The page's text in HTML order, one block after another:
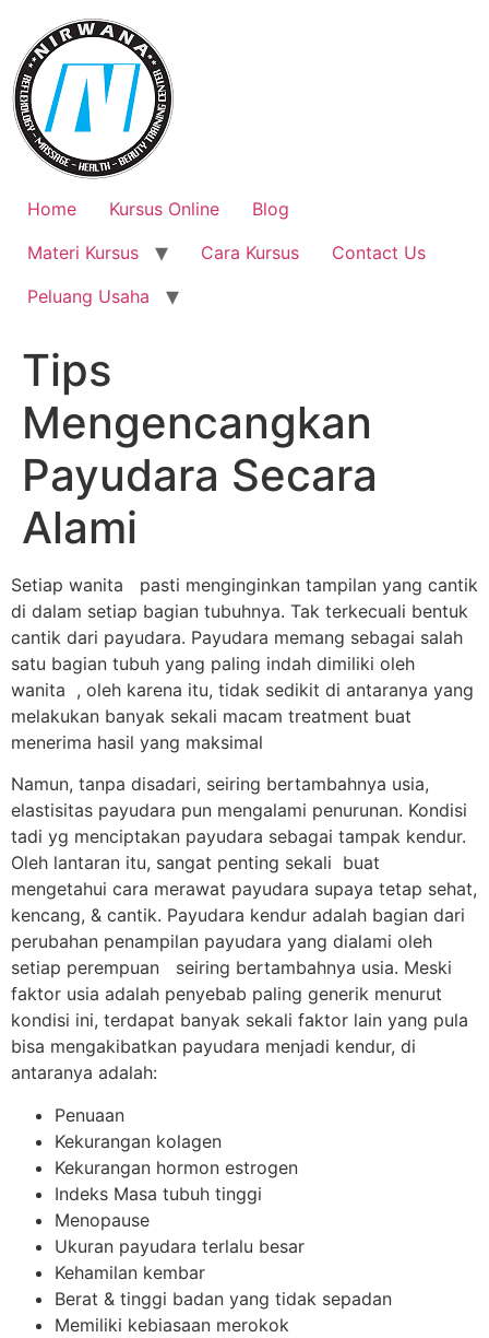
content
Home Kursus Online
Blog
Materi Kursus
Cara Kursus
Contact Us
Peluang Usaha
Tips
Mengencangkan
Payudara Secara
Alami
Setiap wanita pasti menginginkan tampilan yang cantik
di dalam setiap bagian tubuhnya. Tak terkecuali bentuk
cantik dari payudara. Payudara memang sebagai salah
satu bagian tubuh yang paling indah dimiliki oleh
wanita , oleh karena itu, tidak sedikit di antaranya yang
melakukan banyak sekali macam treatment buat
menerima hasil yang maksimal
Namun, tanpa disadari, seiring bertambahnya usia,
elastisitas payudara pun mengalami penurunan. Kondisi
tadi yg menciptakan payudara sebagai tampak kendur.
Oleh lantaran itu, sangat penting sekali buat
mengetahui cara merawat payudara supaya tetap sehat,
kencang, & cantik. Payudara kendur adalah bagian dari
perubahan penampilan payudara yang dialami oleh
setiap perempuan seiring bertambahnya usia. Meski
faktor usia adalah penyebab paling generik menurut
kondisi ini, terdapat banyak sekali faktor lain yang pula
bisa mengakibatkan payudara menjadi kendur, di
antaranya adalah:
Penuaan
Kekurangan kolagen
Kekurangan hormon estrogen
Indeks Masa tubuh tinggi
Menopause
Ukuran payudara terlalu besar
Kehamilan kembar
Berat & tinggi badan yang tidak sepadan
Memiliki kebiasaan merokok